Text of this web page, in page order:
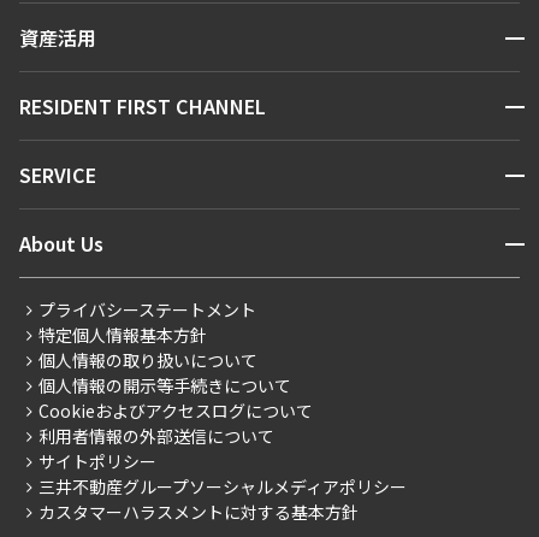
新着情報から探す
新着募集情報
こだわりから探す
こだわり一覧
プレミアムマンション
新築
当社限定（港区・渋谷区）
当社限定（港区・渋谷区以外）
三井不動産企画
お問い合わせ
資産活用 開閉
お問い合わせ
RESIDENT FIRST CHANNEL 開閉
マンションレポート
住まいのコラム
SERVICE 開閉
会員ページ
ご入居・提携サービス
お部屋探しからご契約まで
よくあるご質問
社宅紹介
【仲介会社様向け】当社仲介事業部取り扱い物件入居申込
About Us 開閉
会社情報
事業案内
採用情報
ニュースリリース
お問い合わせ
プライバシーステートメント
特定個人情報基本方針
個人情報の取り扱いについて
個人情報の開示等手続きについて
Cookieおよびアクセスログについて
利用者情報の外部送信について
サイトポリシー
三井不動産グループソーシャルメディアポリシー
カスタマーハラスメントに対する基本方針